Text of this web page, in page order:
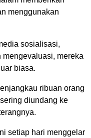
menggunakan
sosialisasi,
mengevaluasi, mereka
biasa.
ribuan orang
diundang ke
setiap hari menggelar